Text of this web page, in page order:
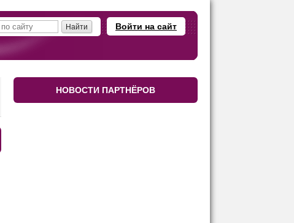
Войти на сайт
НОВОСТИ ПАРТНЁРОВ